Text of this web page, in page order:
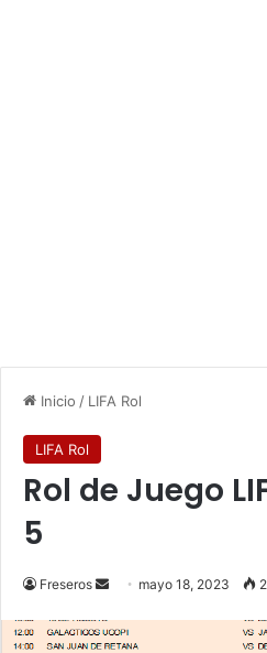
Inicio / LIFA Rol
LIFA Rol
Rol de Juego
5
Freseros
n
mayo 18, 2023